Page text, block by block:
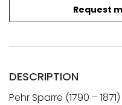
Request
DESCRIPTION
Pehr Sparre (1790 – 1871)